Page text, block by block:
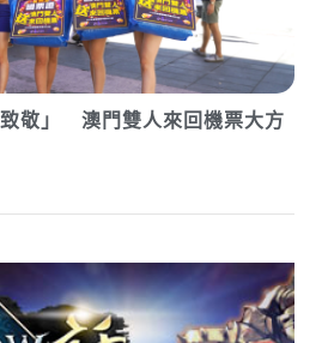
敬」 澳門雙人來回機票大方